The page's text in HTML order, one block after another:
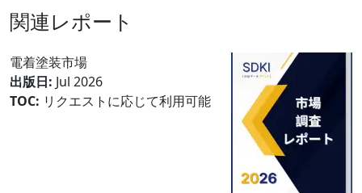
関連レポート
電着塗装市場
出版日: Jul 2026
TOC: リクエストに応じて利用可能